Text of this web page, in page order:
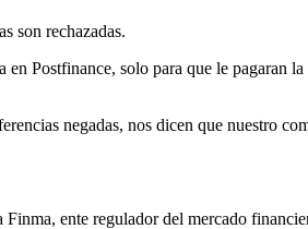
son rechazadas.
Postfinance, solo para que le pagaran la
negadas, nos dicen que nuestro
Finma, ente regulador del mercado